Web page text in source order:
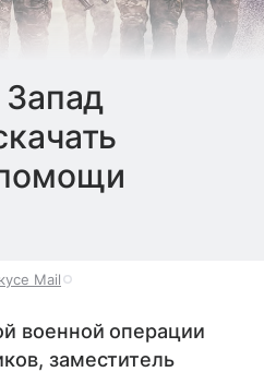
Запад
Mail
военной операции
заместитель